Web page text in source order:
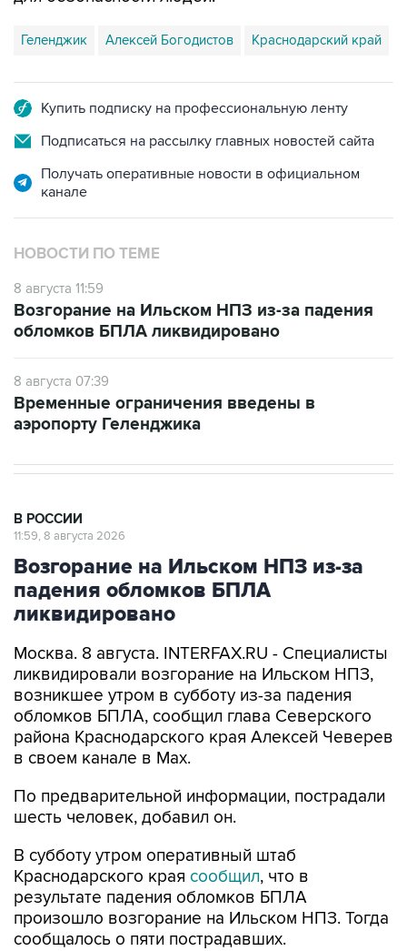
Геленджик Алексей Богодистов Краснодарский край
Купить подписку на профессиональную ленту
Подписаться на рассылку главных новостей сайта
Получать оперативные новости в официальном
канале
НОВОСТИ ПО ТЕМЕ
8 августа 11:59
Возгорание на Ильском НПЗ из-за падения
обломков БПЛА ликвидировано
8 августа 07:39
Временные ограничения введены в
аэропорту Геленджика
В РОССИИ
11:59, 8 августа 2026
Возгорание на Ильском НПЗ из-за
падения обломков БПЛА
ликвидировано
Москва. 8 августа. INTERFAX.RU - Специалисты
ликвидировали возгорание на Ильском НПЗ,
возникшее утром в субботу из-за падения
обломков БПЛА, сообщил глава Северского
района Краснодарского края Алексей Чеверев
в своем канале в Max.
По предварительной информации, пострадали
шесть человек, добавил он.
В субботу утром оперативный штаб
Краснодарского края сообщил, что в
результате падения обломков БПЛА
произошло возгорание на Ильском НПЗ. Тогда
сообщалось о пяти пострадавших.